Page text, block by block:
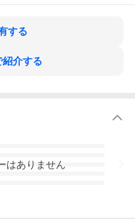
する
紹介する
はありません